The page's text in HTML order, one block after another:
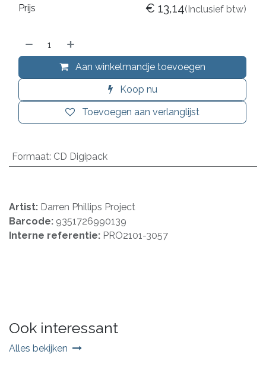
Aan winkelmandje toevoegen
Koop nu
Toevoegen aan verlanglijst
Prijs € 13,14(Inclusief btw)
Formaat: CD Digipack
Artist: Darren Phillips Project
Barcode: 9351726990139
Interne referentie: PRO2101-3057
Ook interessant
Alles bekijken